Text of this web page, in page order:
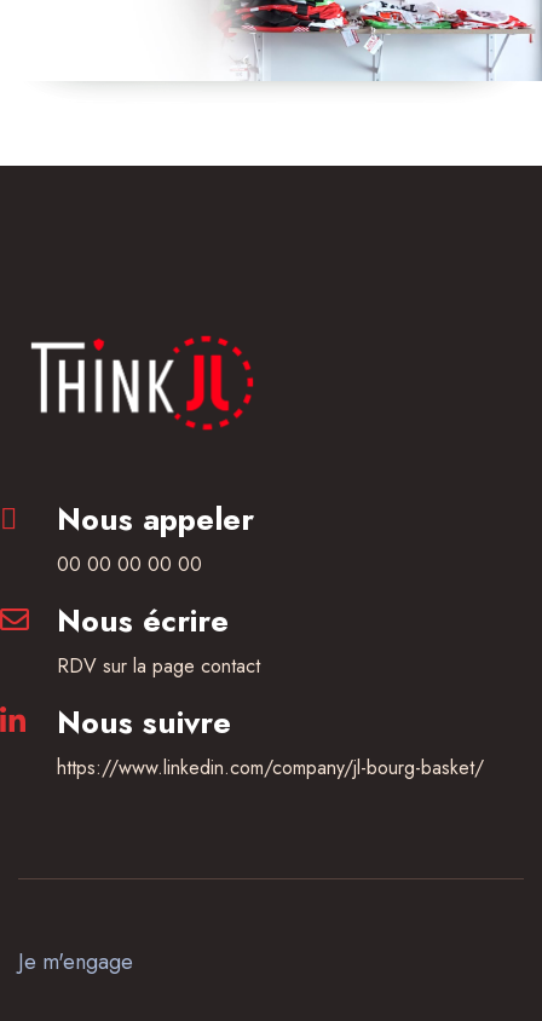
Nous appeler
00 00 00 00 00
Nous écrire
RDV sur la page contact
Nous suivre
https://www.linkedin.com/company/jl-bourg-basket/
Je m'engage